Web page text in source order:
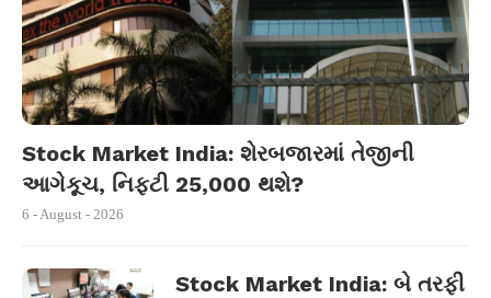
Stock Market India: શેરબજારમાં તેજીની
આગેકૂચ, નિફ્ટી 25,000 થશે?
6 - August - 2026
Stock Market India: બે તરફી